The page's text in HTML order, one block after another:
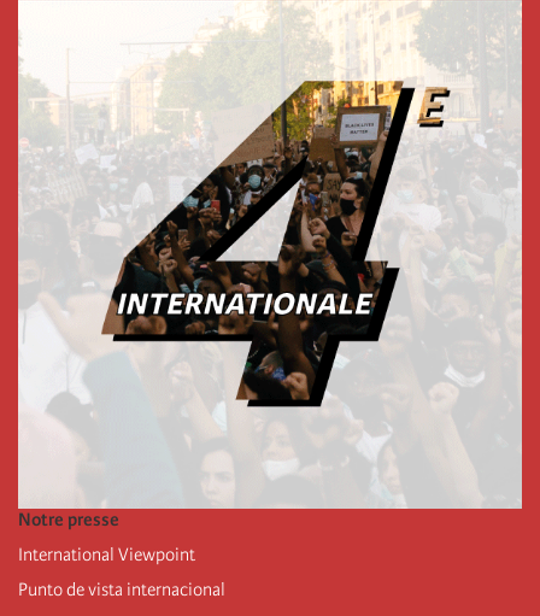
Notre presse
International Viewpoint
Punto de vista internacional